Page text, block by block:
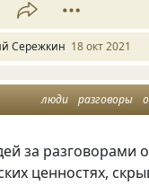
Сережкин 18 окт 2021
люди разговоры
за разговорами
ценностях,